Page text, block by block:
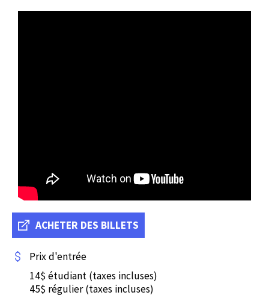
ACHETER DES BILLETS
Prix d'entrée
14$ étudiant (taxes incluses)
45$ régulier (taxes incluses)